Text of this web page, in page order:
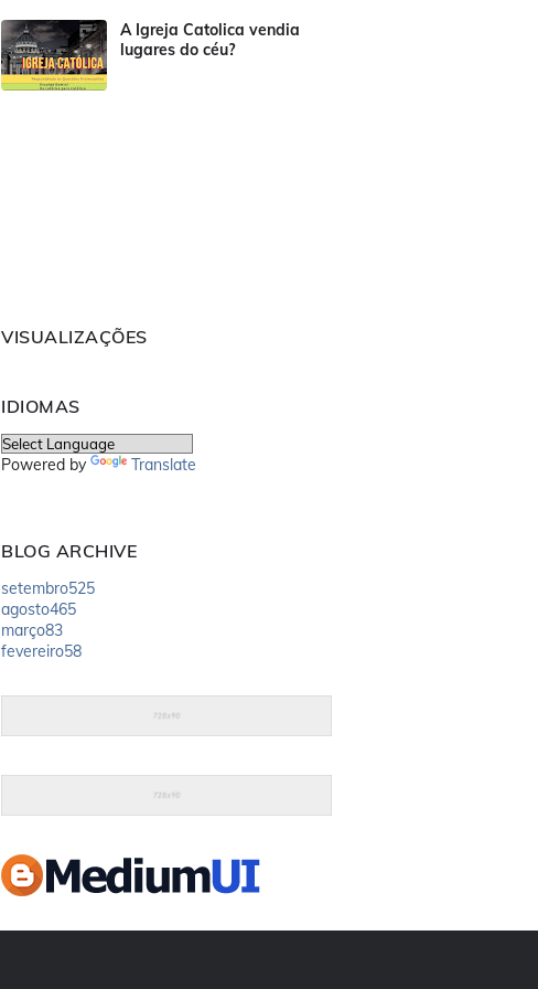
A Igreja Catolica vendia
lugares do céu?
VISUALIZAÇÕES
IDIOMAS
Powered by Translate
BLOG ARCHIVE
setembro525
agosto465
março83
fevereiro58